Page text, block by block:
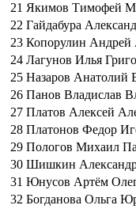
21 Якимов Тимофей
22 Гайдабура
23 Копорулин Андрей
24 Лагунов Илья
25 Назаров Анатолий
26 Панов Владислав
27 Платов Алексей
28 Платонов Федор
29 Пологов Михаил
30 Шишкин
31 Юнусов Артём
32 Богданова Ольга